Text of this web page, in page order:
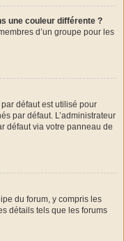
une couleur différente ?
d’un groupe pour les
défaut est utilisé pour
par défaut. L’administrateur
défaut via votre panneau de
du forum, y compris les
détails tels que les forums